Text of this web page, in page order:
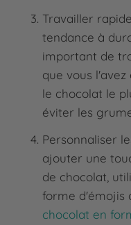
Travailler
tendance à
important de
que vous l'avez
le chocolat le
éviter les
Personnaliser
ajouter une
de chocolat,
forme d'émojis
chocolat en